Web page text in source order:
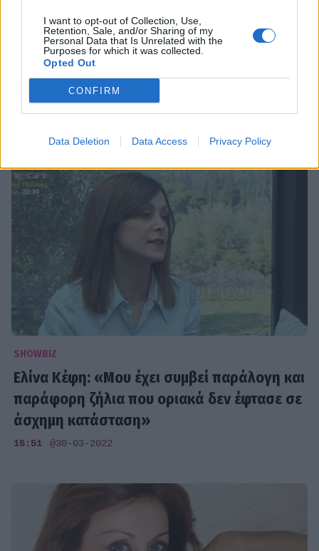
I want to opt-out of Collection, Use,
Retention, Sale, and/or Sharing of my
Personal Data that Is Unrelated with the
Purposes for which it was collected.
Opted Out
CONFIRM
Data Deletion Data Access Privacy Policy
Συγκινεί η Ελίνα Κέφη: «Ο Γιώργος
Λουκανίδης ήταν κολλητός φίλος μου.
Έρχεται στον ύπνο μου»
SHOWBIZ
Ελίνα Κέφη: «Μου έχει συμβεί παράλογη και
παράφορη ζήλια που οριακά δεν έφτασε σε
άσχημη κατάσταση»
15:51 @30-03-2022